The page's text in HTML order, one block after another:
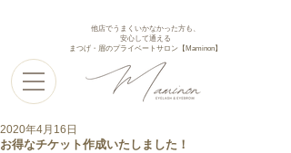
他店でうまくいかなかった方も、
安心して通える
まつげ・眉のプライベートサロン【Maminon】
お得なチケット作成いたしました！
2020年4月16日